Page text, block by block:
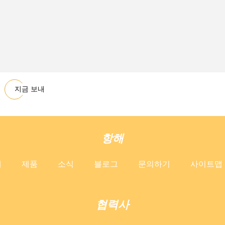
지금 보내
항해
제품 소식 블로그 문의하기 사이트맵
협력사